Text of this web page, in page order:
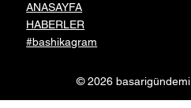
ANASAYFA
HABERLER
#bashikagram
© 2026 basarigündemi